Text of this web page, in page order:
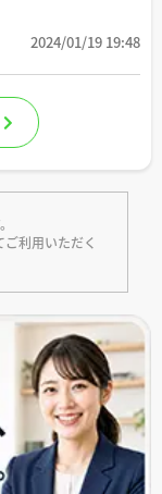
2024/01/19 19:48
利用いただく